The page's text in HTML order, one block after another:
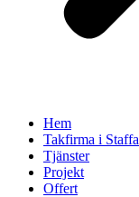
Hem
Takfirma i
Tjänster
Projekt
Offert